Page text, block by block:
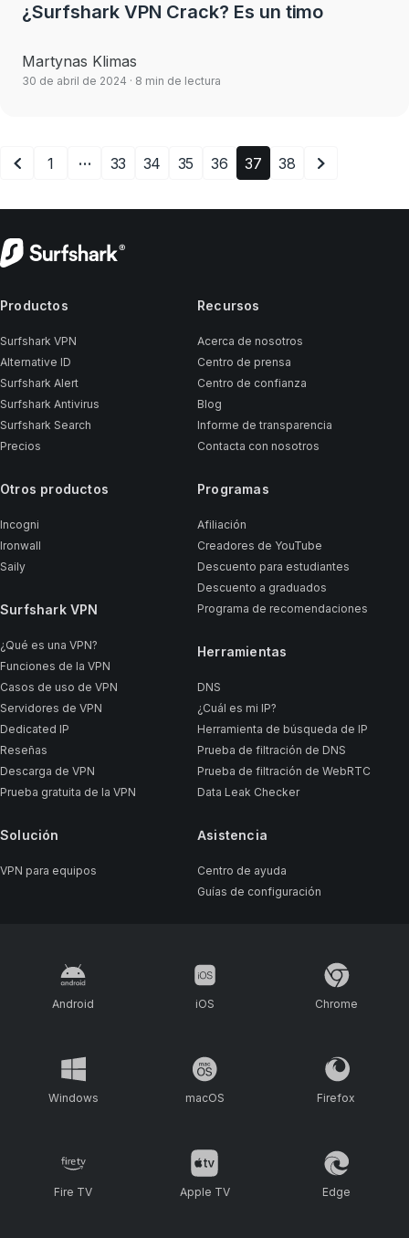
¿Surfshark VPN Crack? Es un timo
Martynas Klimas
30 de abril de 2024 · 8 min de lectura
1 … 33 34 35 36 37 38
Productos
Surfshark VPN
Alternative ID
Surfshark Alert
Surfshark Antivirus
Surfshark Search
Precios
Otros productos
Incogni
Ironwall
Saily
Surfshark VPN
¿Qué es una VPN?
Funciones de la VPN
Casos de uso de VPN
Servidores de VPN
Dedicated IP
Reseñas
Descarga de VPN
Prueba gratuita de la VPN
Solución
VPN para equipos
Recursos
Acerca de nosotros
Centro de prensa
Centro de confianza
Blog
Informe de transparencia
Contacta con nosotros
Programas
Afiliación
Creadores de YouTube
Descuento para estudiantes
Descuento a graduados
Programa de recomendaciones
Herramientas
DNS
¿Cuál es mi IP?
Herramienta de búsqueda de IP
Prueba de filtración de DNS
Prueba de filtración de WebRTC
Data Leak Checker
Asistencia
Centro de ayuda
Guías de configuración
Android iOS Chrome
Windows macOS Firefox
Fire TV Apple TV Edge